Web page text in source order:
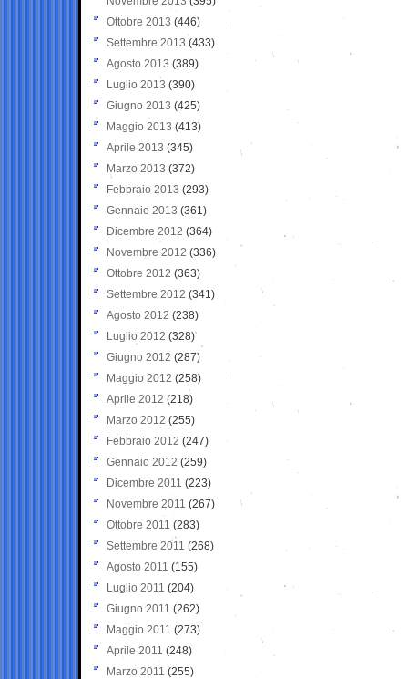
Ottobre 2013 (446)
Settembre 2013 (433)
Agosto 2013 (389)
Luglio 2013 (390)
Giugno 2013 (425)
Maggio 2013 (413)
Aprile 2013 (345)
Marzo 2013 (372)
Febbraio 2013 (293)
Gennaio 2013 (361)
Dicembre 2012 (364)
Novembre 2012 (336)
Ottobre 2012 (363)
Settembre 2012 (341)
Agosto 2012 (238)
Luglio 2012 (328)
Giugno 2012 (287)
Maggio 2012 (258)
Aprile 2012 (218)
Marzo 2012 (255)
Febbraio 2012 (247)
Gennaio 2012 (259)
Dicembre 2011 (223)
Novembre 2011 (267)
Ottobre 2011 (283)
Settembre 2011 (268)
Agosto 2011 (155)
Luglio 2011 (204)
Giugno 2011 (262)
Maggio 2011 (273)
Aprile 2011 (248)
Marzo 2011 (255)